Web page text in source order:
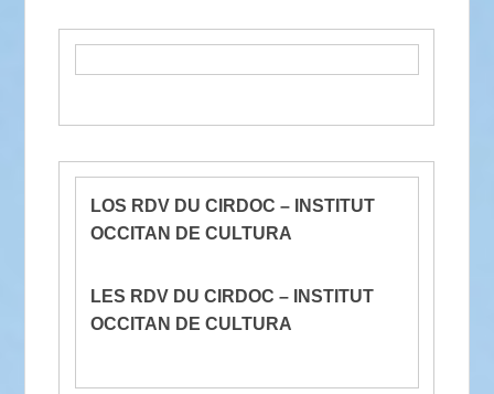
LOS RDV DU CIRDOC – INSTITUT
OCCITAN DE CULTURA
LES RDV DU CIRDOC – INSTITUT
OCCITAN DE CULTURA